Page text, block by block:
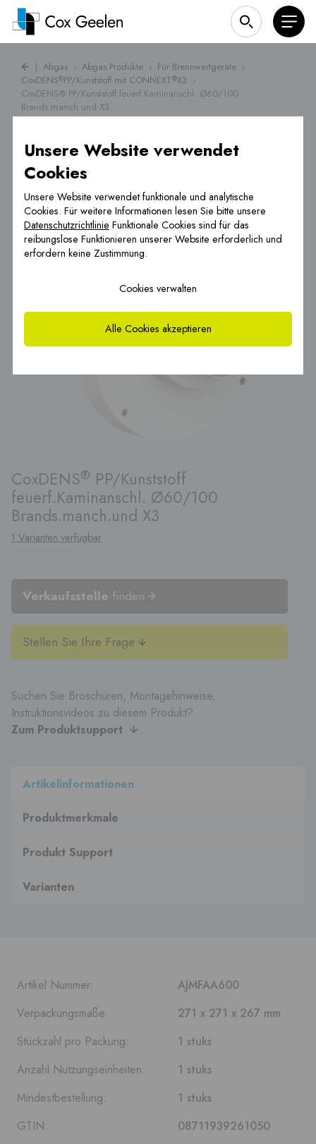
| Abgas › Abgas Produkte › Für Brennwertgeräte ›
CoxDENS®PP/Kunststoff mit CONNEXT®X3 ›
CoxDENS® PP/Kunststoff feuerf.Kaminanschl. Ø60/100
Brands.manch.und X3
CoxDENS® PP/Kunststoff
feuerf.Kaminanschl. Ø60/100
Brands.manch.und X3
1 Varianten verfügbar
Verkaufsstelle finden
Stellen Sie Ihre Frage
Suchen Sie Broschüren, Montagehinweise,
Instruktionsvideos zu diesem Produkt?
Zum Produktsupport
Artikelinformationen
Produktmerkmale
Produkt Support
Varianten
Artikel Nummer:
AJMFAA600
Verpackungsmaße:
271 x 271 x 267 mm
Stückzahl pro Packung:
1 stuks
Anzahl Nutzungseinheiten:
1 stuks
Mindestbestellung:
1 stuks
GTIN:
08711939261050
Unsere Website verwendet
Cookies
Unsere Website verwendet funktionale und analytische
Cookies. Für weitere Informationen lesen Sie bitte unsere
Datenschutzrichtlinie Funktionale Cookies sind für das
reibungslose Funktionieren unserer Website erforderlich und
erfordern keine Zustimmung.
Cookies verwalten
Alle Cookies akzeptieren